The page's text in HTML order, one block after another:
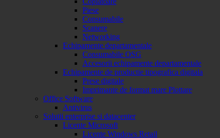
Piese
Consumabile
Scanere
Networking
Echipamente departamentale
Consumabile OSG
Accesorii echipamente departamentale
Echipamente de productie tipografica digitala
Prese digitale
Imprimante de format mare Plottare
Office Software
Antivirus
Solutii enterprise si datacenter
Licente Microsoft
Licente Windows Retail